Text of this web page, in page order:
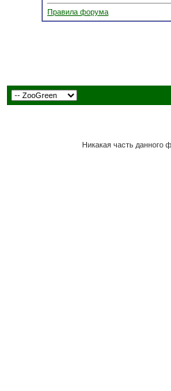
Правила форума
Никакая часть данного